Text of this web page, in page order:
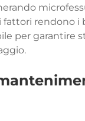
rendono i
per garantire